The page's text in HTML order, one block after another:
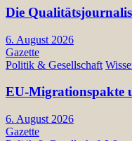
Die
6. August 2026
Gazette
Politik & Gesellschaft
EU-Migrationspakte
6. August 2026
Gazette